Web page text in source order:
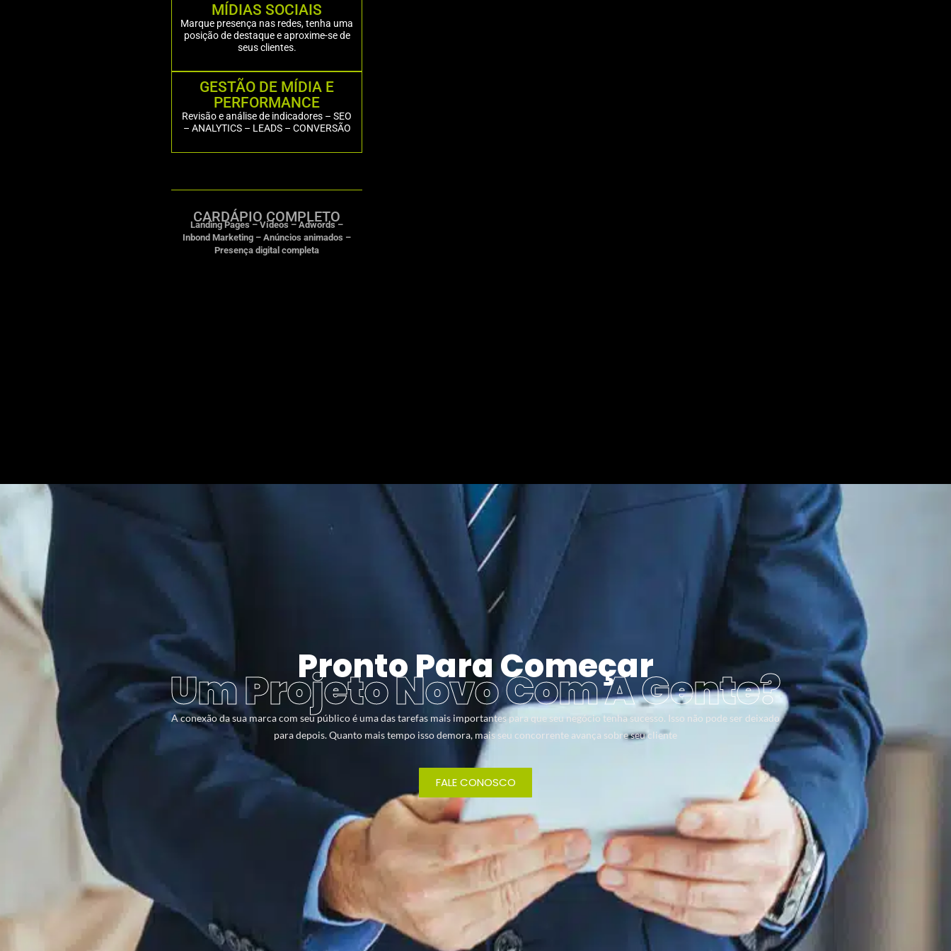
MÍDIAS SOCIAIS
Marque presença nas redes, tenha uma
posição de destaque e aproxime-se de
seus clientes.
GESTÃO DE MÍDIA E
PERFORMANCE
Revisão e análise de indicadores – SEO
– ANALYTICS – LEADS – CONVERSÃO
CARDÁPIO COMPLETO
LandingPages–Vídeos –Adwords–
Inbond Marketing – Anúncios animados –
Presença digital completa
Pronto Para Começar
Um Projeto Novo Com A Gente?
A conexão da sua marca com seu público é uma das tarefas mais importantes para que seu negócio tenha sucesso. Isso não pode ser deixado
para depois. Quanto mais tempo isso demora, mais seu concorrente avança sobre seu cliente
FALE CONOSCO